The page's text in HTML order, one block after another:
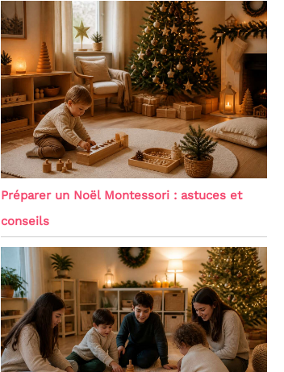
Préparer un Noël Montessori : astuces et
conseils